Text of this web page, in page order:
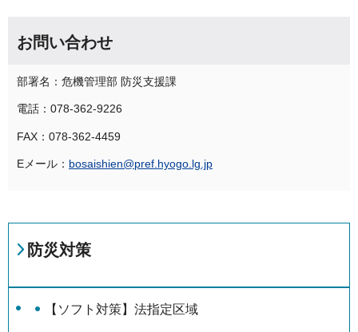
お問い合わせ
部署名：危機管理部 防災支援課
電話：078-362-9226
FAX：078-362-4459
Eメール： bosaishien@pref.hyogo.lg.jp
防災対策
【ソフト対策】法指定区域